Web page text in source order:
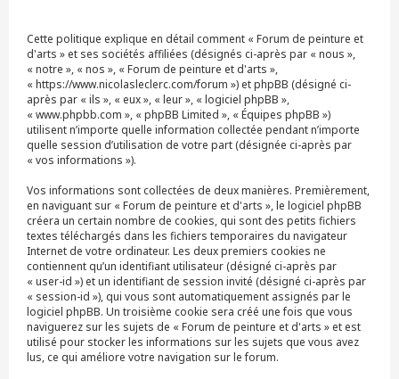
Cette politique explique en détail comment « Forum de peinture et
d'arts » et ses sociétés affiliées (désignés ci-après par « nous »,
« notre », « nos », « Forum de peinture et d'arts »,
« https://www.nicolasleclerc.com/forum ») et phpBB (désigné ci-
après par « ils », « eux », « leur », « logiciel phpBB »,
« www.phpbb.com », « phpBB Limited », « Équipes phpBB »)
utilisent n’importe quelle information collectée pendant n’importe
quelle session d’utilisation de votre part (désignée ci-après par
« vos informations »).
Vos informations sont collectées de deux manières. Premièrement,
en naviguant sur « Forum de peinture et d'arts », le logiciel phpBB
créera un certain nombre de cookies, qui sont des petits fichiers
textes téléchargés dans les fichiers temporaires du navigateur
Internet de votre ordinateur. Les deux premiers cookies ne
contiennent qu’un identifiant utilisateur (désigné ci-après par
« user-id ») et un identifiant de session invité (désigné ci-après par
« session-id »), qui vous sont automatiquement assignés par le
logiciel phpBB. Un troisième cookie sera créé une fois que vous
naviguerez sur les sujets de « Forum de peinture et d'arts » et est
utilisé pour stocker les informations sur les sujets que vous avez
lus, ce qui améliore votre navigation sur le forum.